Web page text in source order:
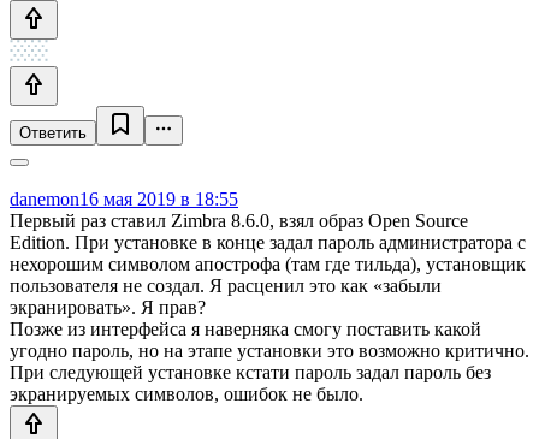
Ответить
danemon16 мая 2019 в 18:55
Первый раз ставил Zimbra 8.6.0, взял образ Open Source
Edition. При установке в конце задал пароль администратора с
нехорошим символом апострофа (там где тильда), установщик
пользователя не создал. Я расценил это как «забыли
экранировать». Я прав?
Позже из интерфейса я наверняка смогу поставить какой
угодно пароль, но на этапе установки это возможно критично.
При следующей установке кстати пароль задал пароль без
экранируемых символов, ошибок не было.